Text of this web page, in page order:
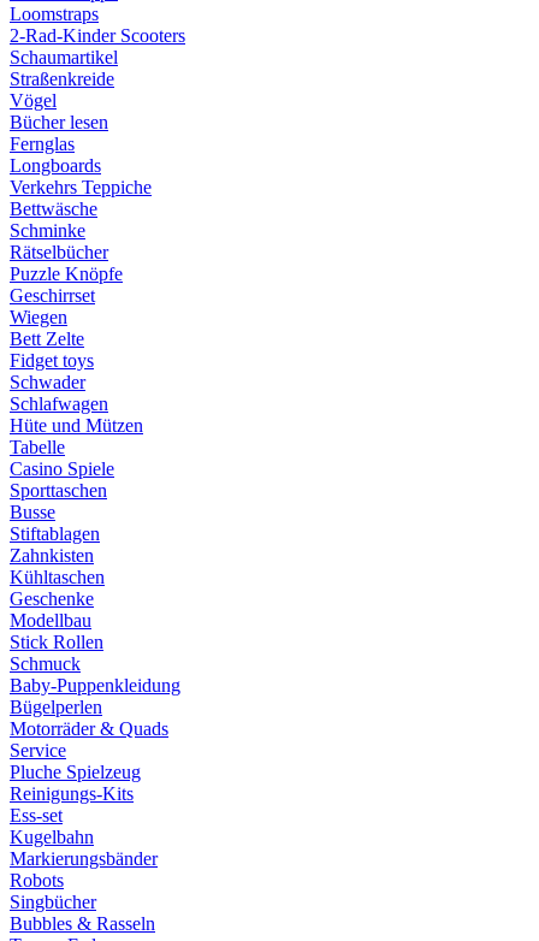
Loomstraps
2-Rad-Kinder Scooters
Schaumartikel
Straßenkreide
Vögel
Bücher lesen
Fernglas
Longboards
Verkehrs Teppiche
Bettwäsche
Schminke
Rätselbücher
Puzzle Knöpfe
Geschirrset
Wiegen
Bett Zelte
Fidget toys
Schwader
Schlafwagen
Hüte und Mützen
Tabelle
Casino Spiele
Sporttaschen
Busse
Stiftablagen
Zahnkisten
Kühltaschen
Geschenke
Modellbau
Stick Rollen
Schmuck
Baby-Puppenkleidung
Bügelperlen
Motorräder & Quads
Service
Pluche Spielzeug
Reinigungs-Kits
Ess-set
Kugelbahn
Markierungsbänder
Robots
Singbücher
Bubbles & Rasseln